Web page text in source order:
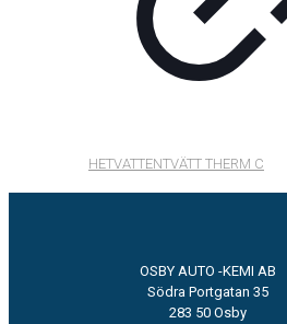
HETVATTENTVÄTT THERM C
OSBY AUTO -KEMI AB
Södra Portgatan 35
283 50 Osby